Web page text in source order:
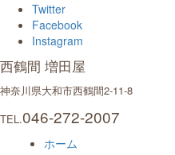
Twitter
Facebook
Instagram
西鶴間 増田屋
神奈川県大和市西鶴間2-11-8
TEL.046-272-2007
ホーム